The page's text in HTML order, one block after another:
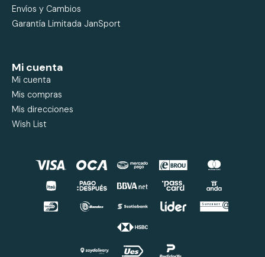
Envíos y Cambios
Garantía Limitada JanSport
Mi cuenta
Mi cuenta
Mis compras
Mis direcciones
Wish List